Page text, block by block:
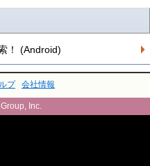
！ (Android)
プ 会社情報
Inc.